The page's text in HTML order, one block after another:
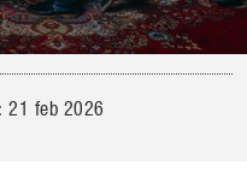
21 feb 2026